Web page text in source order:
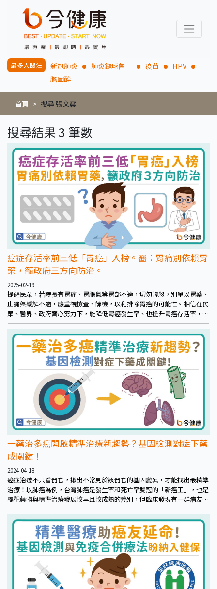
最多人關注 新冠肺炎 肺炎鏈球菌 疫苗
HPV
膽固醇
首頁 搜尋 張文震
搜尋結果 3 筆數
癌症存活率前三低「胃癌」入榜。醫：胃痛別依賴胃
藥，籲政府三方向防治。
2025-02-19
提醒民眾，若時長有胃痛、胃脹氣等胃部不適，切勿輕忽，別單以胃藥、
止痛藥緩解不適，應重視檢查、篩檢，以利排除胃癌的可能性。相信在民
眾、醫界、政府齊心努力下，能降低胃癌發生率、也提升胃癌存活率，共
同創建、見證「2030健康台灣」！
一藥治多癌開啟精準治療新趨勢？基因檢測對症下藥
成關鍵！
2024-04-18
癌症治療不只看器官，揪出不常見於該器官的基因變異，才能找出最精準
治療！以肺癌為例，台灣肺癌是發生率和死亡率雙冠的「新癌王」，也是
標靶藥物與精準治療發展較早且較成熟的癌別，但臨床發現有一群病友過
去僅有化療可用、預後差，隨著基因檢測的進步才發現是一些不常見但可
能發生在多種癌症的基因變異。隨著醫藥進步，健保陸續給付肺癌使用跨
癌別特定基因變異的對應標靶藥物，加上即將給付的NGS（次世代基因定
序）檢測，不僅在肺癌有精準治療，也可望成為更多癌別病友的希望，找
出更多精準治療的選擇。